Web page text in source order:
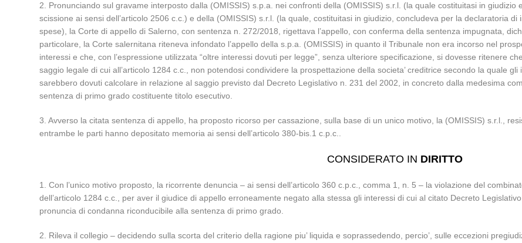
2. Pronunciando sul gravame interposto dalla (OMISSIS) s.p.a. nei confronti della (OMISSIS) s.r.l. (la quale costituitasi in giudizio
scissione ai sensi dell’articolo 2506 c.c.) e della (OMISSIS) s.r.l. (la quale, costituitasi in giudizio, concludeva per la declaratoria di
spese), la Corte di appello di Salerno, con sentenza n. 272/2018, rigettava l’appello, con conferma della sentenza impugnata,
particolare, la Corte salernitana riteneva infondato l’appello della s.p.a. (OMISSIS) in quanto il Tribunale non era incorso nel
interessi e che, con l’espressione utilizzata “oltre interessi dovuti per legge”, senza ulteriore specificazione, si dovesse ritenere
saggio legale di cui all’articolo 1284 c.c., non potendosi condividere la prospettazione della societa’ creditrice secondo la quale
sarebbero dovuti calcolare in relazione al saggio previsto dal Decreto Legislativo n. 231 del 2002, in concreto dalla medesima
sentenza di primo grado costituente titolo esecutivo.
3. Avverso la citata sentenza di appello, ha proposto ricorso per cassazione, sulla base di un unico motivo, la (OMISSIS) s.r.l.,
entrambe le parti hanno depositato memoria ai sensi dell’articolo 380-bis.1 c.p.c..
CONSIDERATO IN DIRITTO
1. Con l’unico motivo proposto, la ricorrente denuncia – ai sensi dell’articolo 360 c.p.c., comma 1, n. 5 – la violazione del
dell’articolo 1284 c.c., per aver il giudice di appello erroneamente negato alla stessa gli interessi di cui al citato Decreto
pronuncia di condanna riconducibile alla sentenza di primo grado.
2. Rileva il collegio – decidendo sulla scorta del criterio della ragione piu’ liquida e soprassedendo, percio’, sulle eccezioni